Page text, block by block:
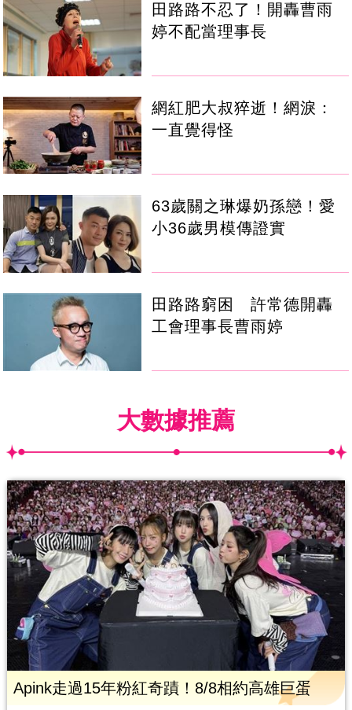
田路路不忍了！開轟曹雨
婷不配當理事長
網紅肥大叔猝逝！網淚：
一直覺得怪
63歲關之琳爆奶孫戀！愛
小36歲男模傳證實
田路路窮困 許常德開轟
工會理事長曹雨婷
大數據推薦
Apink走過15年粉紅奇蹟！8/8相約高雄巨蛋